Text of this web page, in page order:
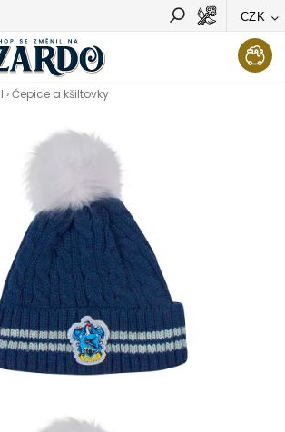
CZK
Hledat
›Čepice a kšiltovky